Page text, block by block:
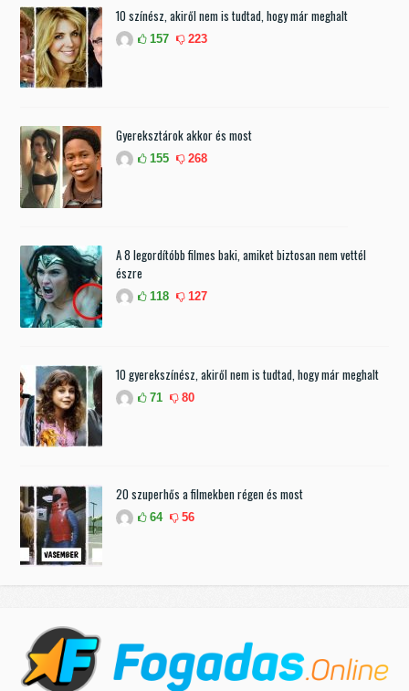
10 színész, akiről nem is tudtad, hogy már meghalt
157 223
Gyereksztárok akkor és most
155 268
A 8 legordítóbb filmes baki, amiket biztosan nem vettél
észre
118 127
10 gyerekszínész, akiről nem is tudtad, hogy már meghalt
71 80
20 szuperhős a filmekben régen és most
64 56